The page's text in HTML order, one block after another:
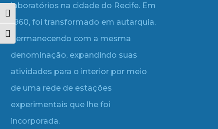
Alternar alto contraste
Alternar tamanho da fonte
laboratórios na cidade do Recife. Em
1960, foi transformado em autarquia,
permanecendo com a mesma
denominação, expandindo suas
atividades para o interior por meio
de uma rede de estações
experimentais que lhe foi
incorporada.